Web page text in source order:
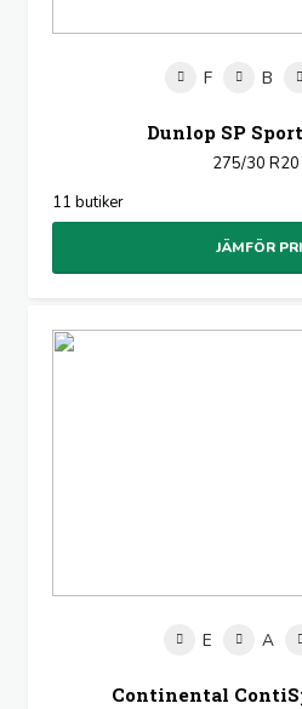
F B
Dunlop SP
275/30 R20
11 butiker
JÄMFÖR
E A
Continental